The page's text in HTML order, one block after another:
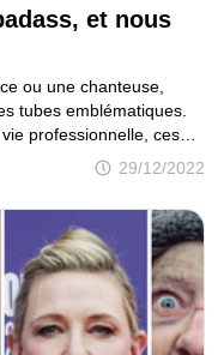
et nous
29/12/2022
ou une chanteuse,
tubes emblématiques.
professionnelle, ces
elles passent souvent